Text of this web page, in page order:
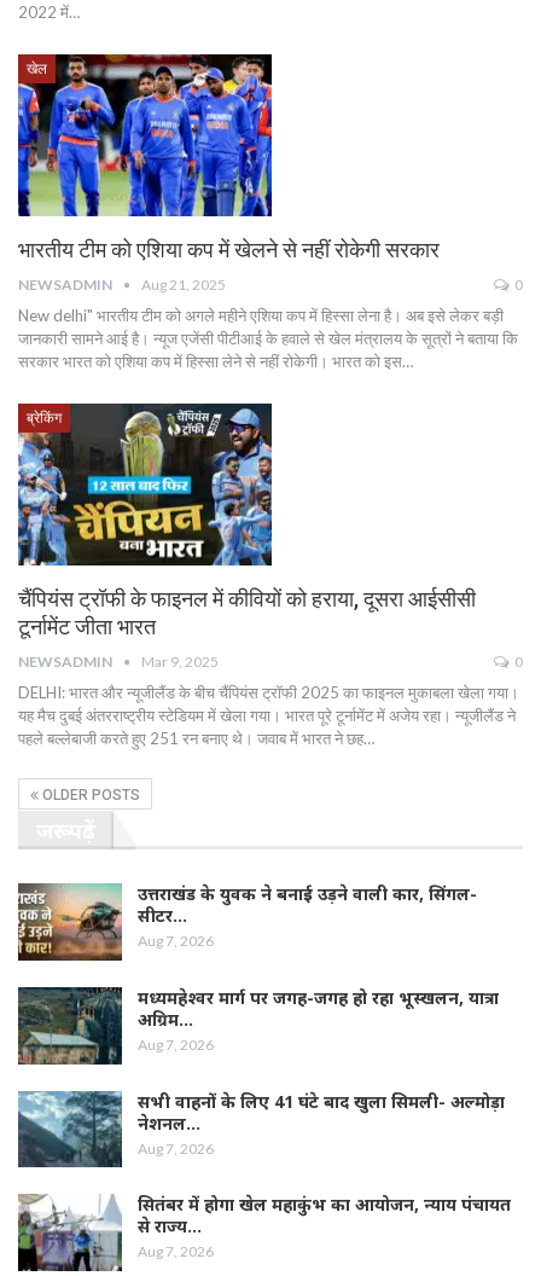
2022 में…
खेल
भारतीय टीम को एशिया कप में खेलने से नहीं रोकेगी सरकार
NEWSADMIN Aug 21, 2025 0
New delhi" भारतीय टीम को अगले महीने एशिया कप में हिस्सा लेना है। अब इसे लेकर बड़ी
जानकारी सामने आई है। न्यूज एजेंसी पीटीआई के हवाले से खेल मंत्रालय के सूत्रों ने बताया कि
सरकार भारत को एशिया कप में हिस्सा लेने से नहीं रोकेगी। भारत को इस…
ब्रेकिंग
चैंपियंस ट्रॉफी के फाइनल में कीवियों को हराया, दूसरा आईसीसी
टूर्नामेंट जीता भारत
NEWSADMIN Mar 9, 2025 0
DELHI: भारत और न्यूजीलैंड के बीच चैंपियंस ट्रॉफी 2025 का फाइनल मुकाबला खेला गया।
यह मैच दुबई अंतरराष्ट्रीय स्टेडियम में खेला गया। भारत पूरे टूर्नामेंट में अजेय रहा। न्यूजीलैंड ने
पहले बल्लेबाजी करते हुए 251 रन बनाए थे। जवाब में भारत ने छह…
OLDER POSTS
उत्तराखंड के युवक ने बनाई उड़ने वाली कार, सिंगल-
सीटर…
Aug 7, 2026
मध्यमहेश्वर मार्ग पर जगह-जगह हो रहा भूस्खलन, यात्रा
अग्रिम…
Aug 7, 2026
सभी वाहनों के लिए 41 घंटे बाद खुला सिमली- अल्मोड़ा
नेशनल…
Aug 7, 2026
सितंबर में होगा खेल महाकुंभ का आयोजन, न्याय पंचायत
से राज्य…
Aug 7, 2026